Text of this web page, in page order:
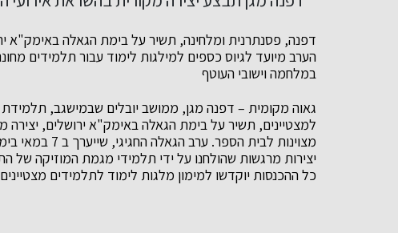
דפנה, פסנתרנית ומלחינה, תשיר על בימת הגאלה באימק"א
הערב מיועד לגיוס כספים למילגות לימוד עבור תלמידים
במלחמה וישובי העוטף
גאוה מקומית – דפנה מגן, ממושב יובלים שבמישגב,
מצוינות לבית
יצירות מרגשות שהולחנו על ידי תלמידי מגמת המוזיקה של
כל ההכנסות יוקדשו למימון מלגות לימוד לתלמידים